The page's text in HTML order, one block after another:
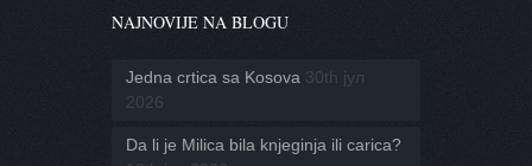
NAJNOVIJE NA BLOGU
Jedna crtica sa Kosova 30th јул
2026
Da li je Milica bila knjeginja ili carica?